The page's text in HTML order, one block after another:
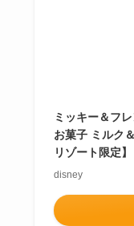
ミッキー＆フ
お菓子 ミルク
リゾート限定】
disney